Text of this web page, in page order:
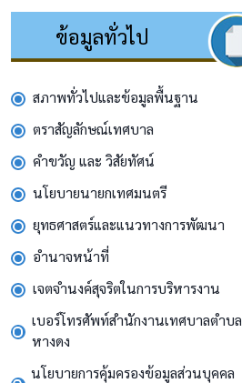
ข้อมูลทั่วไป
สภาพทั่วไปและข้อมูลพื้นฐาน
ตราสัญลักษณ์เทศบาล
คำขวัญ และ วิสัยทัศน์
นโยบายนายกเทศมนตรี
ยุทธศาสตร์และแนวทางการพัฒนา
อำนาจหน้าที่
เจตจำนงค์สุจริตในการบริหารงาน
เบอร์โทรศัพท์สำนักงานเทศบาลตำบล
หางดง
นโยบายการคุ้มครองข้อมูลส่วนบุคคล